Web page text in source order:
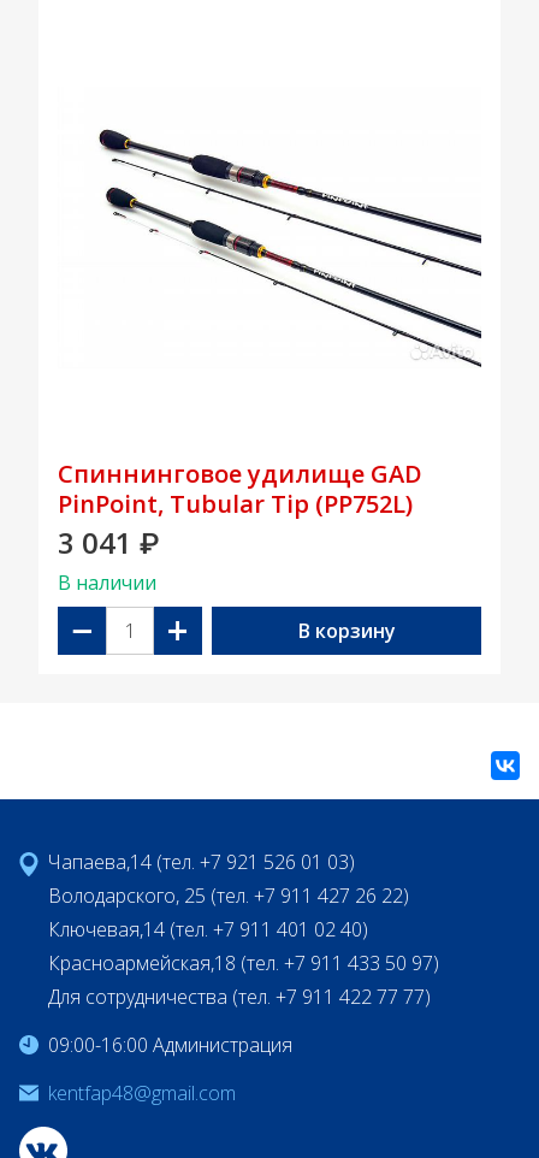
Спиннинговое удилище GAD
PinPoint, Tubular Tip (PP752L)
3 041 ₽
В наличии
− + В корзину
Чапаева,14 (тел. +7 921 526 01 03)
Володарского, 25 (тел. +7 911 427 26 22)
Ключевая,14 (тел. +7 911 401 02 40)
Красноармейская,18 (тел. +7 911 433 50 97)
Для сотрудничества (тел. +7 911 422 77 77)
09:00-16:00 Администрация
kentfap48@gmail.com